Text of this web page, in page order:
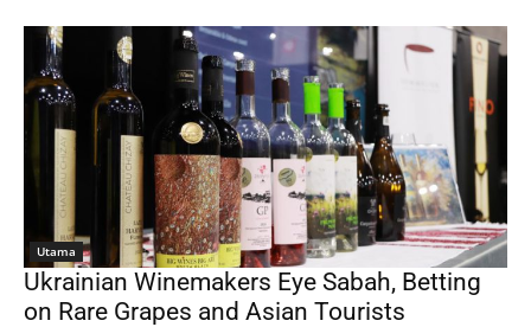
Utama
Ukrainian Winemakers Eye Sabah, Betting
on Rare Grapes and Asian Tourists